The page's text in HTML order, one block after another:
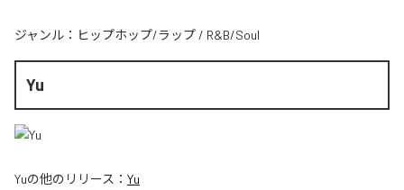
ジャンル： ヒップホップ/ラップ / R&B/Soul
Yu
Yuの他のリリース： Yu